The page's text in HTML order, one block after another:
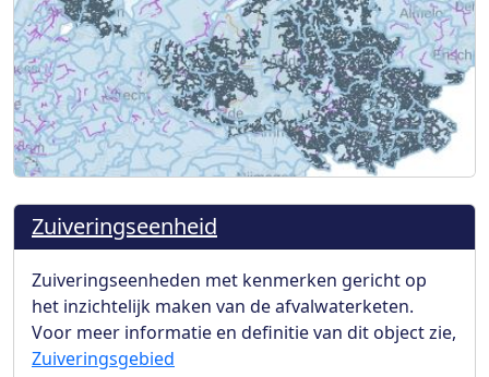
Zuiveringseenheid
Zuiveringseenheden met kenmerken gericht op
het inzichtelijk maken van de afvalwaterketen.
Voor meer informatie en definitie van dit object zie,
Zuiveringsgebied